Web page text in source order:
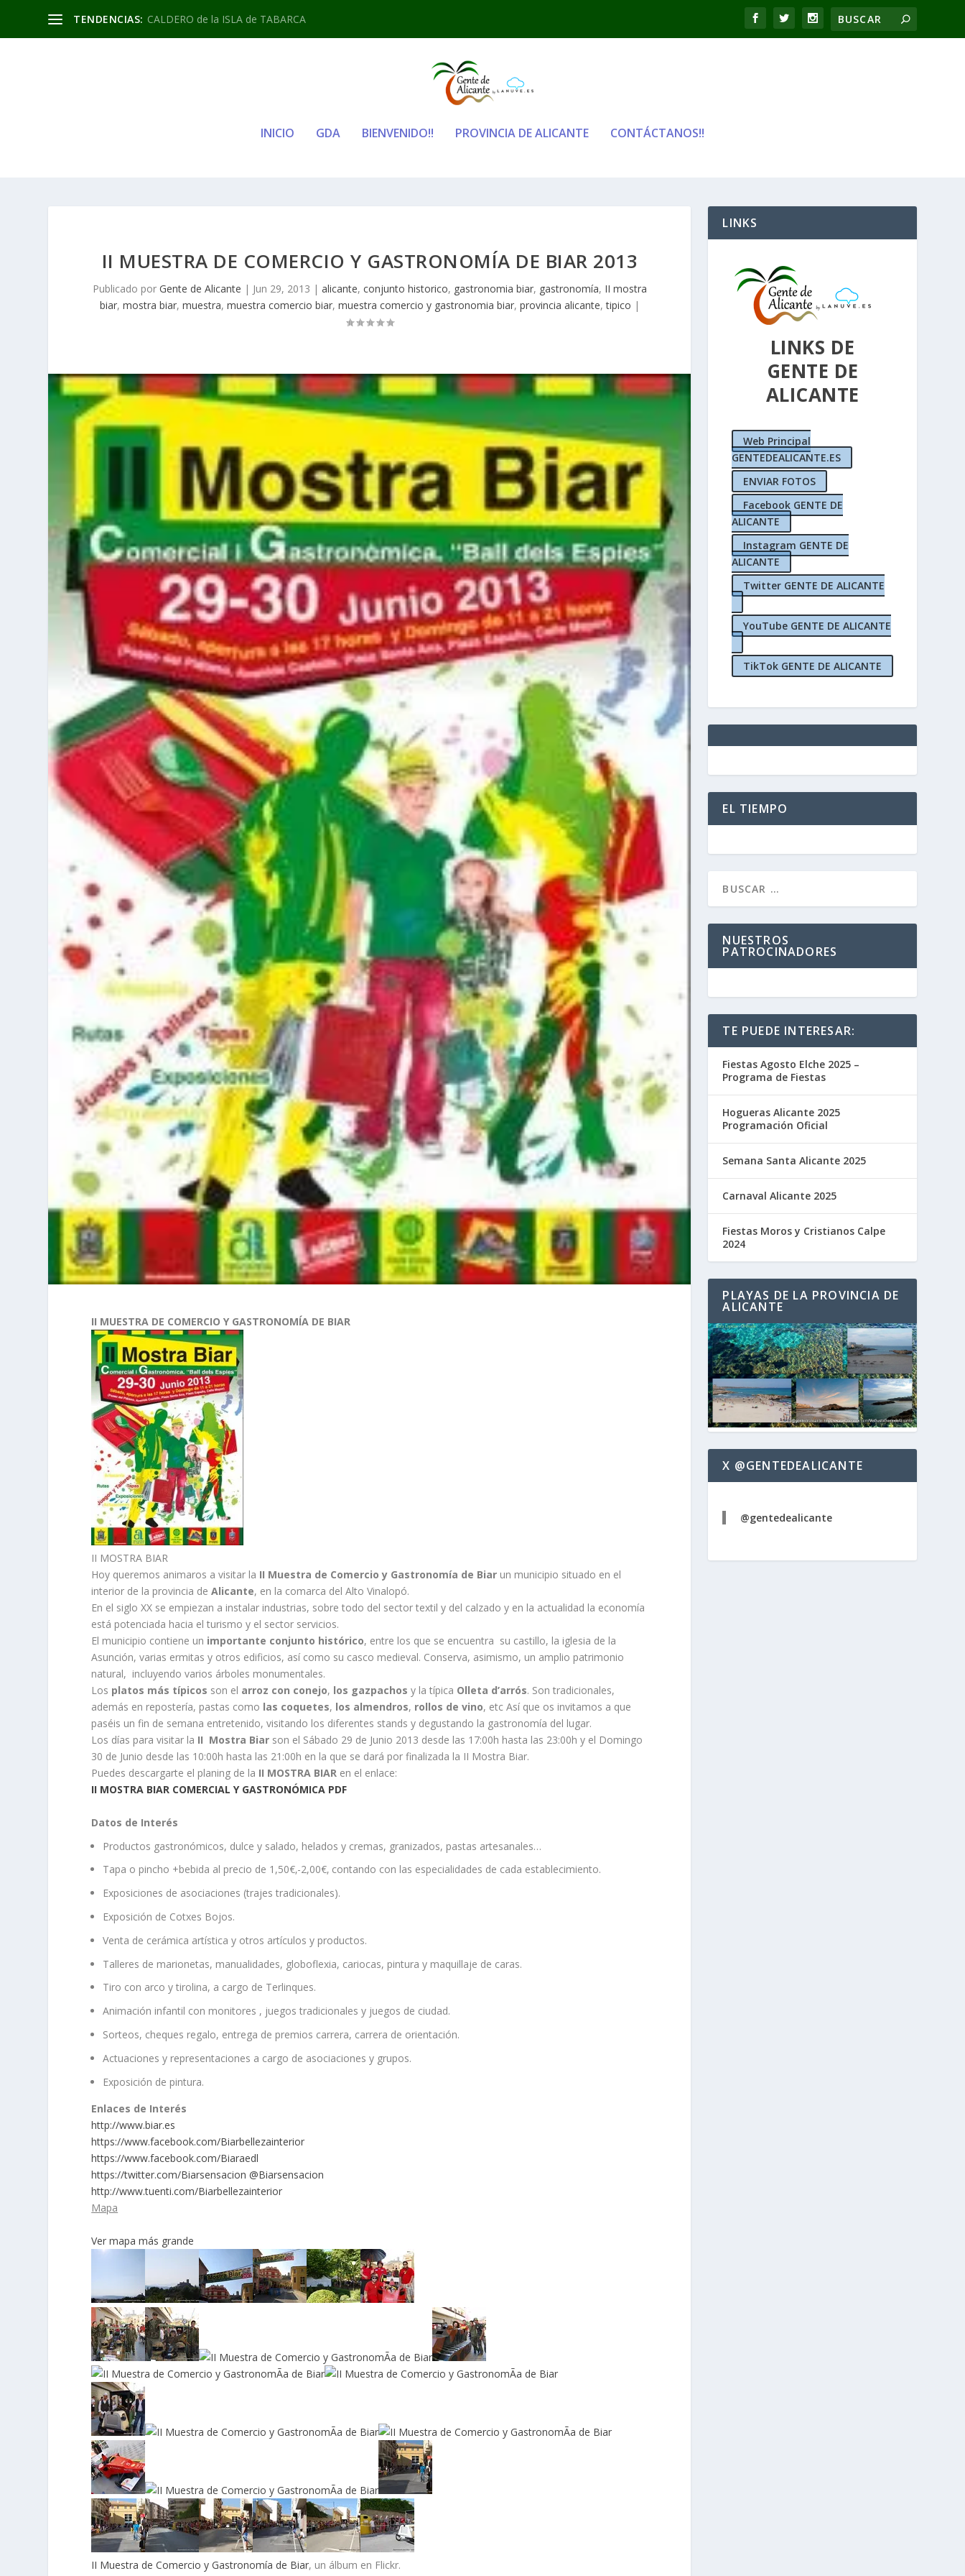
TENDENCIAS: CALDERO de la ISLA de TABARCA
INICIO GDA BIENVENIDO!! PROVINCIA DE ALICANTE CONTÁCTANOS!!
II MUESTRA DE COMERCIO Y GASTRONOMÍ­A DE BIAR 2013
Publicado por Gente de Alicante | Jun 29, 2013 | alicante, conjunto historico, gastronomia biar, gastronomí­a, II mostra
biar, mostra biar, muestra, muestra comercio biar, muestra comercio y gastronomia biar, provincia alicante,tipico |
II MUESTRA DE COMERCIO Y GASTRONOMÍA DE BIAR
II MOSTRA BIAR
Hoy queremos animaros a visitar la II Muestra de Comercio y Gastronomía de Biar un municipio situado en el
interior de la provincia deAlicante, en la comarca del Alto Vinalopó.
En el siglo XX se empiezan a instalar industrias, sobre todo del sector textil y del calzado y en la actualidad la economí­a
está potenciada hacia el turismo y el sector servicios.
El municipio contiene un importante conjunto histórico, entre los que se encuentra su castillo, la iglesia de la
Asunción, varias ermitas y otros edificios, así­ como su casco medieval. Conserva, asimismo, un amplio patrimonio
natural, incluyendo varios árboles monumentales.
Los platos más típicos son el arroz con conejo, los gazpachos y la tí­pica Olleta d’arrós. Son tradicionales,
además en repostería, pastas como las coquetes, los almendros, rollos de vino, etc Así que os invitamos a que
paséis un fin de semana entretenido, visitando los diferentes stands y degustando la gastronomí­a del lugar.
Los días para visitar la II Mostra Biar son el Sábado 29 de Junio 2013 desde las 17:00h hasta las 23:00h y el Domingo
30 de Junio desde las 10:00h hasta las 21:00h en la que se dará por finalizada la II Mostra Biar.
Puedes descargarte el planing de la II MOSTRA BIAR en el enlace:
II MOSTRA BIAR COMERCIAL Y GASTRONÓMICA PDF
Datos de Interés
Productos gastronómicos, dulce y salado, helados y cremas, granizados, pastas artesanales…
Tapa o pincho +bebida al precio de 1,50€‚-2,00€‚ contando con las especialidades de cada establecimiento.
Exposiciones de asociaciones (trajes tradicionales).
Exposición de Cotxes Bojos.
Venta de cerámica artí­stica y otros artí­culos y productos.
Talleres de marionetas, manualidades, globoflexia, cariocas, pintura y maquillaje de caras.
Tiro con arco y tirolina, a cargo de Terlinques.
Animación infantil con monitores , juegos tradicionales y juegos de ciudad.
Sorteos, cheques regalo, entrega de premios carrera, carrera de orientación.
Actuaciones y representaciones a cargo de asociaciones y grupos.
Exposición de pintura.
Enlaces de Interés
http://www.biar.es
https://www.facebook.com/Biarbellezainterior
https://www.facebook.com/Biaraedl
https://twitter.com/Biarsensacion @Biarsensacion
http://www.tuenti.com/Biarbellezainterior
Mapa
Ver mapa más grande
II Muestra de Comercio y Gastronomía de Biar, un álbum en Flickr.
LINKS
LINKS DE
GENTE DE
ALICANTE
Web Principal
GENTEDEALICANTE.ES
ENVIAR FOTOS
Facebook GENTE DE
ALICANTE
Instagram GENTE DE
ALICANTE
Twitter GENTE DE ALICANTE
YouTube GENTE DE ALICANTE
TikTok GENTE DE ALICANTE
EL TIEMPO
NUESTROS
PATROCINADORES
TE PUEDE INTERESAR:
Fiestas Agosto Elche 2025 –
Programa de Fiestas
Hogueras Alicante 2025
Programación Oficial
Semana Santa Alicante 2025
Carnaval Alicante 2025
Fiestas Moros y Cristianos Calpe
2024
PLAYAS DE LA PROVINCIA DE
ALICANTE
X @GENTEDEALICANTE
@gentedealicante